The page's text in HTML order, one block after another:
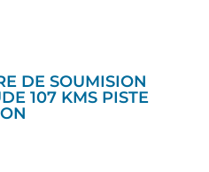
DE SOUMISION
107 KMS PISTE